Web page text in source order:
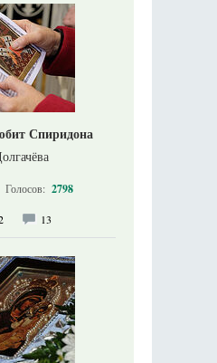
Спиридона
Голосов: 2798
13